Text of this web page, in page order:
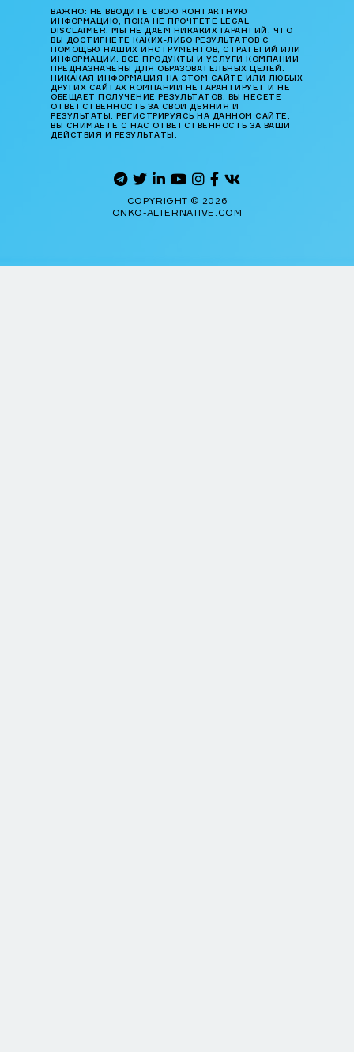
ВАЖНО: НЕ ВВОДИТЕ СВОЮ КОНТАКТНУЮ
ИНФОРМАЦИЮ, ПОКА НЕ ПРОЧТЕТЕ LEGAL
DISCLAIMER. МЫ НЕ ДАЕМ НИКАКИХ ГАРАНТИЙ, ЧТО
ВЫ ДОСТИГНЕТЕ КАКИХ-ЛИБО РЕЗУЛЬТАТОВ С
ПОМОЩЬЮ НАШИХ ИНСТРУМЕНТОВ, СТРАТЕГИЙ ИЛИ
ИНФОРМАЦИИ. ВСЕ ПРОДУКТЫ И УСЛУГИ КОМПАНИИ
ПРЕДНАЗНАЧЕНЫ ДЛЯ ОБРАЗОВАТЕЛЬНЫХ ЦЕЛЕЙ.
НИКАКАЯ ИНФОРМАЦИЯ НА ЭТОМ САЙТЕ ИЛИ ЛЮБЫХ
ДРУГИХ САЙТАХ КОМПАНИИ НЕ ГАРАНТИРУЕТ И НЕ
ОБЕЩАЕТ ПОЛУЧЕНИЕ РЕЗУЛЬТАТОВ. ВЫ НЕСЕТЕ
ОТВЕТСТВЕННОСТЬ ЗА СВОИ ДЕЯНИЯ И
РЕЗУЛЬТАТЫ. РЕГИСТРИРУЯСЬ НА ДАННОМ САЙТЕ,
ВЫ СНИМАЕТЕ С НАС ОТВЕТСТВЕННОСТЬ ЗА ВАШИ
ДЕЙСТВИЯ И РЕЗУЛЬТАТЫ.
COPYRIGHT © 2026
ONKO-ALTERNATIVE.COM